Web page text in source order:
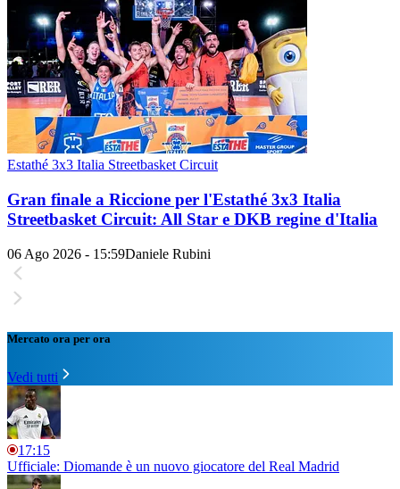
Estathé 3x3 Italia Streetbasket Circuit
Gran finale a Riccione per l'Estathé 3x3 Italia
Streetbasket Circuit: All Star e DKB regine d'Italia
06 Ago 2026 - 15:59Daniele Rubini
Mercato ora per ora
Vedi tutti
17:15
Ufficiale: Diomande è un nuovo giocatore del Real Madrid